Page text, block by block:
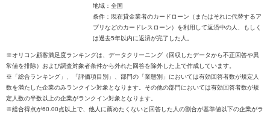
地域：全国
条件：現在貸金業者のカードローン（またはそれに代替するア
プリなどのカードレスローン）を利用して返済中の人、もしく
は過去5年以内に返済が完了した人。
※オリコン顧客満足度ランキングは、データクリーニング（回収したデータから不正回答や異
常値を排除）および調査対象者条件から外れた回答を除外した上で作成しています。
※「総合ランキング」、「評価項目別」、部門の「業態別」においては有効回答者数が規定人
数を満たした企業のみランクイン対象となります。その他の部門においては有効回答者数が規
定人数の半数以上の企業がランクイン対象となります。
※総合得点が60.00点以上で、他人に薦めたくないと回答した人の割合が基準値以下の企業がラ